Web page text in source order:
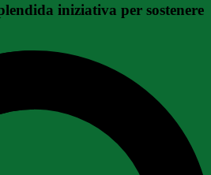
iniziativa per sostenere